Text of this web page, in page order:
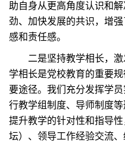
助自身从更高角度认识和
劲、加快发展的共识，增
感和责任感。
二是坚持教学相长，激
学相长是党校教育的重要
要途径。我们充分发挥学
行教学组制度、导师制度
提升教学的针对性和指导
坛）、领导工作经验交流